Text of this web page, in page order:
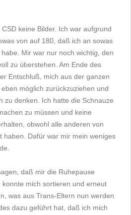
keine Bilder. Ich war aufgrund
von auf 180, daß ich an sowas
Mir war nur noch wichtig, den
zu überstehen. Am Ende des
Entschluß, mich aus der ganzen
möglich zurückzuziehen und
zu denken. Ich hatte die Schnauze
zu müssen und keine
obwohl alle anderen von
haben. Dafür war mir mein weniges
daß mir die Ruhepause
mich sortieren und erneut
was aus Trans-Eltern nun werden
dazu geführt hat, daß ich mich